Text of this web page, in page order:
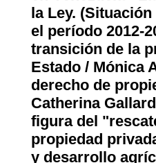
la Ley.
el período 2012-
transición de la
Estado / Mónica
derecho de
Catherina
figura del
propiedad
y desarrollo